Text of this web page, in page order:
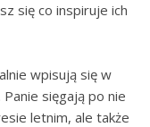
się co inspiruje ich
wpisują się w
sięgają po nie
letnim, ale także